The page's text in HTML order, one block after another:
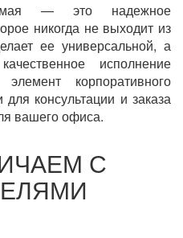
— это надежное
никогда не выходит из
ее универсальной, а
исполнение
корпоративного
консультации и заказа
вашего офиса.
С